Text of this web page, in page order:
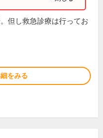
但し救急診療は行ってお
をみる